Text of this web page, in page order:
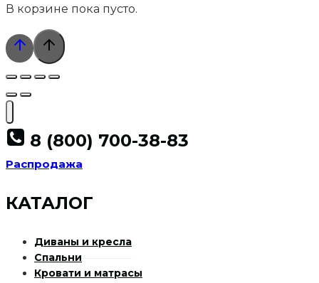
В корзине пока пусто.
8 (800) 700-38-83
Распродажа
КАТАЛОГ
Диваны и кресла
Спальни
Кровати и матрасы